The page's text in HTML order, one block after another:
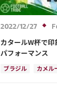
ポーランド エク
コスタリカ
2022/12/27
カタールW杯で
パフォーマンス
ブラジル カメル